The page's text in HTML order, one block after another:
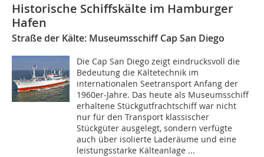
Historische Schiffskälte im Hamburger
Hafen
Straße der Kälte: Museumsschiff Cap San Diego
Die Cap San Diego zeigt eindrucksvoll die
Bedeutung die Kältetechnik im
internationalen Seetransport Anfang der
1960er-Jahre. Das heute als Museumsschiff
erhaltene Stückgutfrachtschiff war nicht
nur für den Transport klassischer
Stückgüter ausgelegt, sondern verfügte
auch über isolierte Laderäume und eine
leistungsstarke Kälteanlage ...